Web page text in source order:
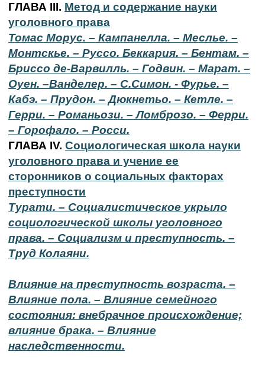
ГЛАВА III. Метод и содержание науки
уголовного права
Томас Морус. – Кампанелла. – Меслье. –
Монтскье. – Руссо. Беккария. – Бентам. –
Бриссо де-Варвилль. – Годвин. – Марат. –
Оуен. –Ванделер. – С.Симон. - Фурье. –
Кабэ. – Прудон. – Дюкнетьо. – Кетле. –
Герри. – Романьози. – Ломброзо. – Ферри.
– Горофало. – Росси.
ГЛАВА IV. Социологическая школа науки
уголовного права и учение ее
сторонников о социальных факторах
преступности
Турати. – Социалистическое укрыло
социологической школы уголовного
права. – Социализм и преступность. –
Труд Колаяни.
Влияние на преступность возраста. –
Влияние пола. – Влияние семейного
состояния: внебрачное происхождение;
влияние брака. – Влияние
наследственности.